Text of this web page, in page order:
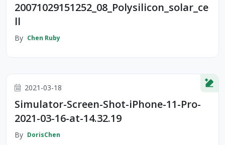
20071029151252_08_Polysilicon_solar_ce
ll
By Chen Ruby
2021-03-18
Simulator-Screen-Shot-iPhone-11-Pro-
2021-03-16-at-14.32.19
By DorisChen